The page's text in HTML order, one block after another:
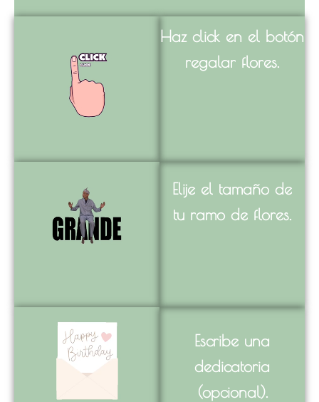
Haz click en el botón
regalar flores.
Elije el tamaño de
tu ramo de flores.
Escribe una
dedicatoria
(opcional).